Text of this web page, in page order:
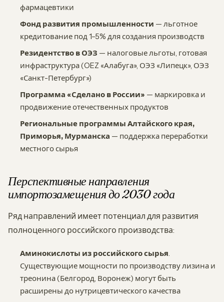
фармацевтики
Фонд развития промышленности — льготное
кредитование под 1–5% для создания производств
Резидентство в ОЭЗ — налоговые льготы, готовая
инфраструктура (OEZ «Алабуга», ОЭЗ «Липецк», ОЭЗ
«Санкт-Петербург»)
Программа «Сделано в России» — маркировка и
продвижение отечественных продуктов
Региональные программы Алтайского края,
Приморья, Мурманска — поддержка переработки
местного сырья
Перспективные направления
импортозамещения до 2030 года
Ряд направлений имеет потенциал для развития
полноценного российского производства:
Аминокислоты из российского сырья.
Существующие мощности по производству лизина и
треонина (Белгород, Воронеж) могут быть
расширены до нутрицевтического качества